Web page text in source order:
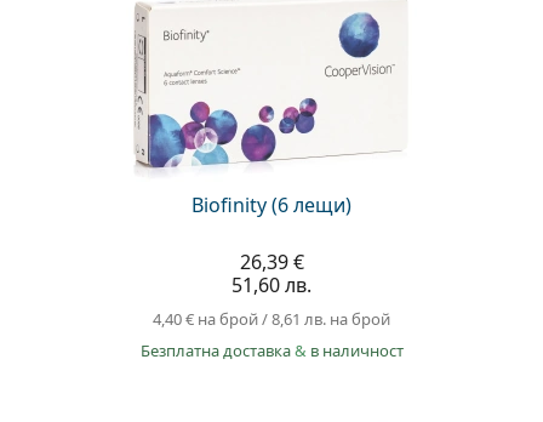
Biofinity (6 лещи)
26,39 €
51,60 лв.
4,40 € на брой/8,61 лв. на брой
Безплатна доставка& в наличност